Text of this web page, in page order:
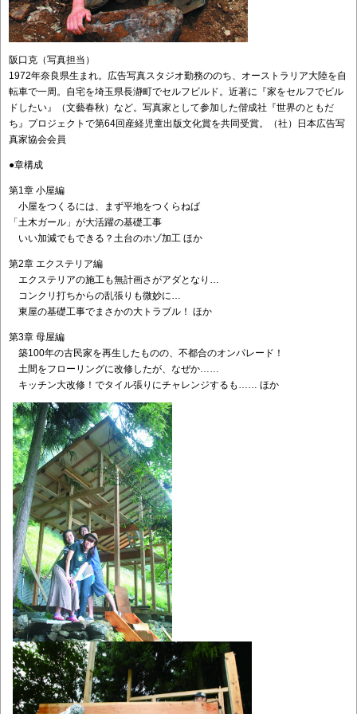
阪口克（写真担当）
1972年奈良県生まれ。広告写真スタジオ勤務ののち、オーストラリア大陸を自
転車で一周。自宅を埼玉県長瀞町でセルフビルド。近著に『家をセルフでビル
ドしたい』（文藝春秋）など。写真家として参加した偕成社『世界のともだ
ち』プロジェクトで第64回産経児童出版文化賞を共同受賞。（社）日本広告写
真家協会会員
●章構成
第1章 小屋編
小屋をつくるには、まず平地をつくらねば
「土木ガール」が大活躍の基礎工事
いい加減でもできる？土台のホゾ加工 ほか
第2章 エクステリア編
エクステリアの施工も無計画さがアダとなり…
コンクリ打ちからの乱張りも微妙に…
東屋の基礎工事でまさかの大トラブル！ ほか
第3章 母屋編
築100年の古民家を再生したものの、不都合のオンパレード！
土間をフローリングに改修したが、なぜか……
キッチン大改修！でタイル張りにチャレンジするも…… ほか